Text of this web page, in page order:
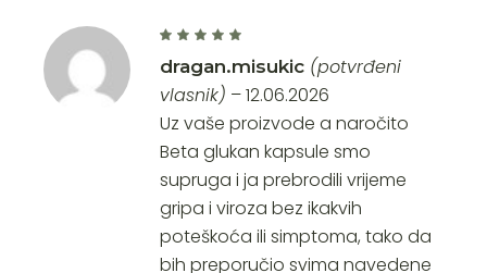
dragan.misukic (potvrđeni
vlasnik) –12.06.2026
Uz vaše proizvode a naročito
Beta glukan kapsule smo
supruga i ja prebrodili vrijeme
gripa i viroza bez ikakvih
poteškoća ili simptoma, tako da
bih preporučio svima navedene